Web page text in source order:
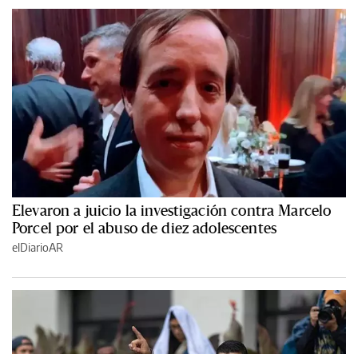
Elevaron a juicio la investigación contra Marcelo
Porcel por el abuso de diez adolescentes
elDiarioAR